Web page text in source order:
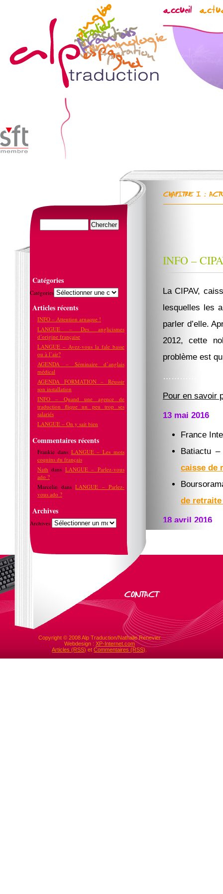
INFO –
La CIPAV,
lesquelles les
parler d’elle.
2012, cette
problème est
…………
Pour en savoir
13 mai 2016
France
Batiactu
caisse de
de
18 avril 2016
20 janvier 2016
Que
Catégories
Catégories
Articles récents
INFO – Attention arnaque !
LANGUE – Des anglicismes
d’origine française
LANGUE – Avez-vous la fale basse
ou à l’air?
AGENDA – Séminaire d’anglais
médical
AGENDA FORMATION – Réussir
son installation
INFO – Quand une agence de
traduction flique un peu trop ses
salariés
LANGUE – On y sait bien
Commentaires récents
Frankie dans LANGUE – Les mots
coquins du français
Nath dans LANGUE – Parlez-vous
ado ?
Marcelin dansLANGUE – Parlez-
vous ado ?
Archives
Archives
Copyright © 2008 Alp Traduction/Nathalie Renevier
Webdesign : XP-Internet.com
Articles (RSS) etCommentaires (RSS)